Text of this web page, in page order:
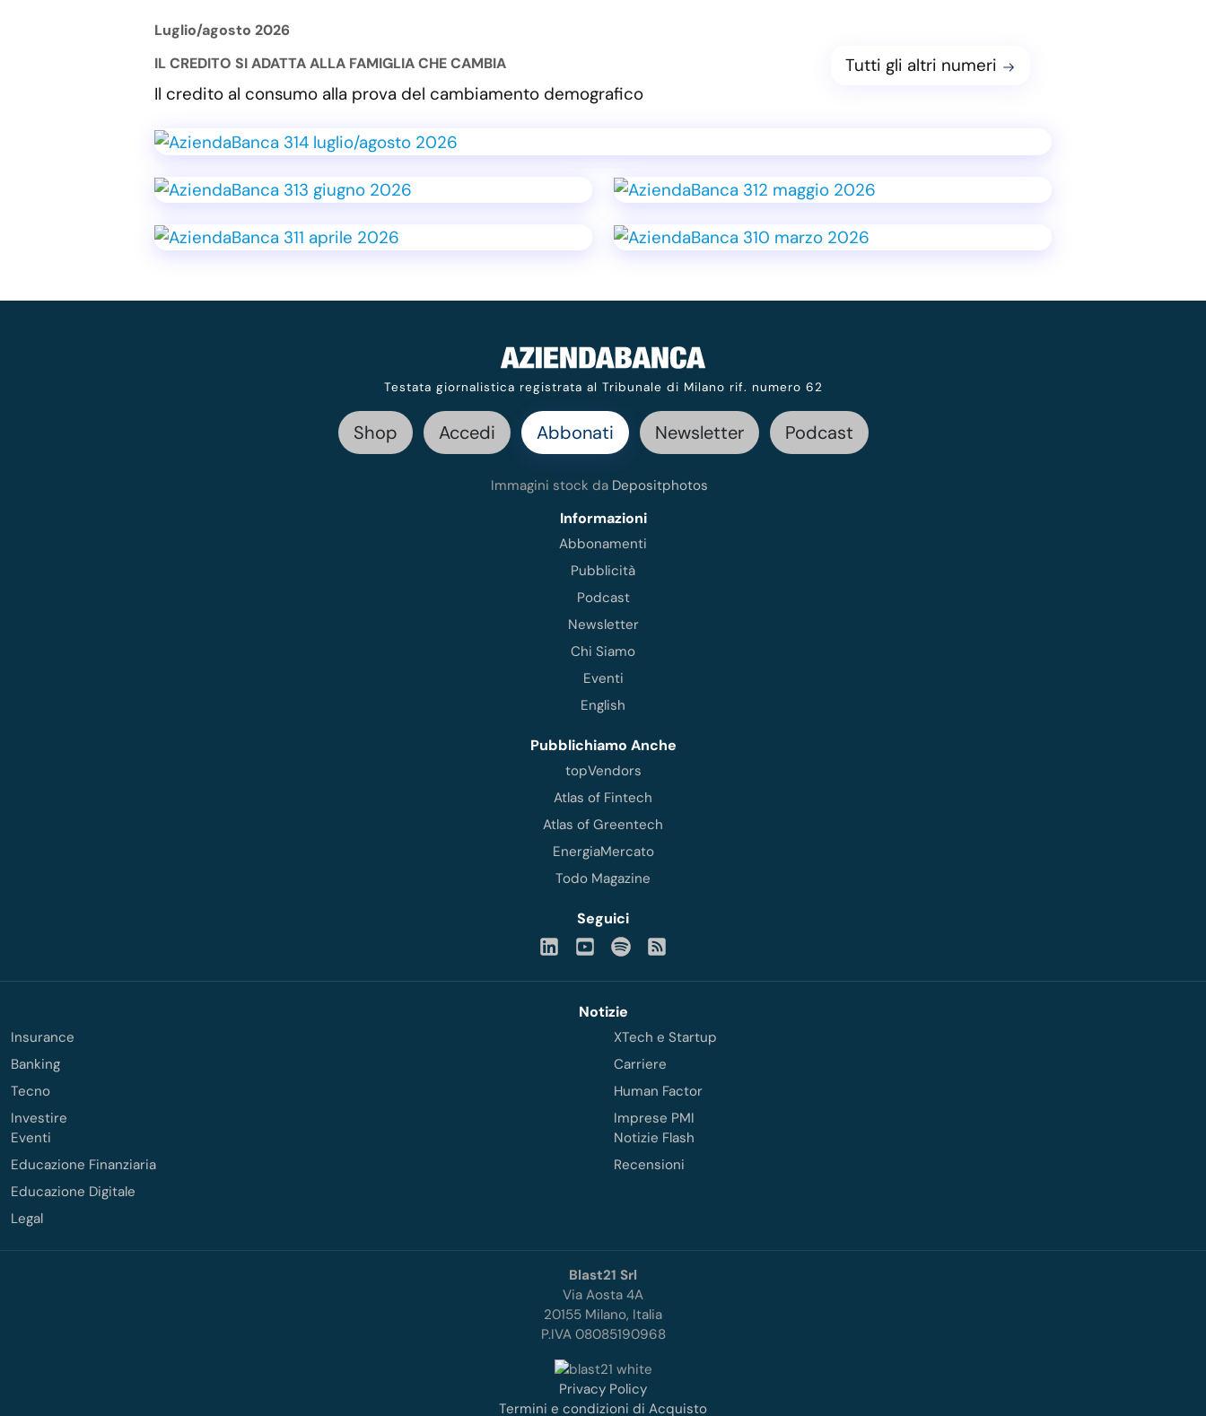
Luglio/agosto 2026
IL CREDITO SI ADATTA ALLA FAMIGLIA CHE CAMBIA
Il credito al consumo alla prova del cambiamento demografico
Tutti gli altri numeri
Testata giornalistica registrata al Tribunale di Milano rif. numero 62
Shop Accedi Abbonati Newsletter Podcast
Immagini stock da Depositphotos
Informazioni
Abbonamenti
Pubblicità
Podcast
Newsletter
Chi Siamo
Eventi
English
Pubblichiamo Anche
topVendors
Atlas of Fintech
Atlas of Greentech
EnergiaMercato
Todo Magazine
Seguici
Notizie
Insurance
Banking
Tecno
Investire
XTech e Startup
Carriere
Human Factor
Imprese PMI
Eventi
Educazione Finanziaria
Educazione Digitale
Legal
Notizie Flash
Recensioni
Blast21 Srl
Via Aosta 4A
20155 Milano, Italia
P.IVA 08085190968
Privacy Policy
Termini e condizioni di Acquisto